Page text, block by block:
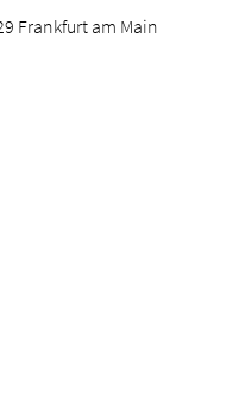
Frankfurt am Main